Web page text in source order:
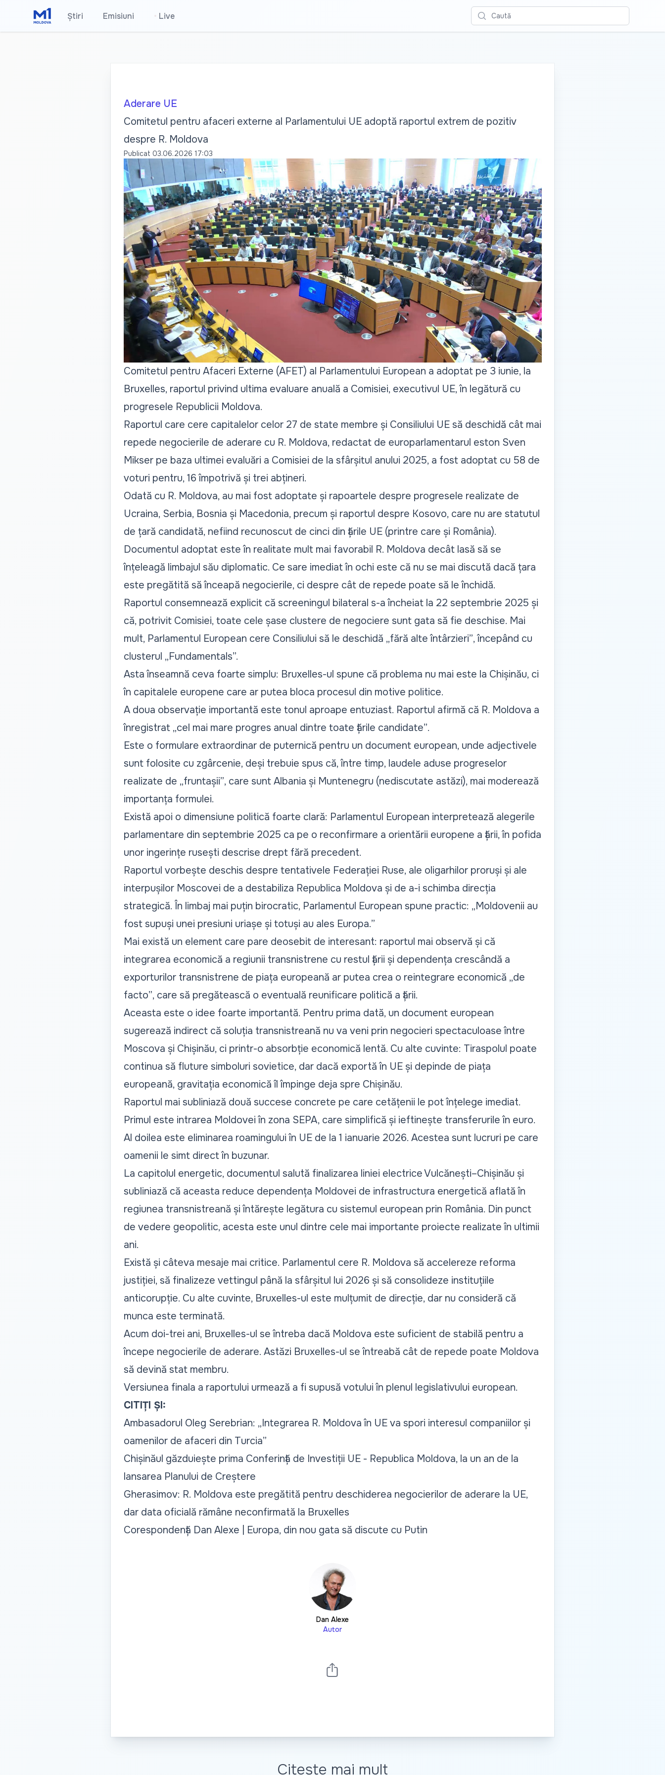
Știri Emisiuni Live Caută
Aderare UE
Comitetul pentru afaceri externe al Parlamentului UE adoptă raportul extrem de pozitiv
despre R. Moldova
Publicat 03.06.2026 17:03
Comitetul pentru Afaceri Externe (AFET) al Parlamentului European a adoptat pe 3 iunie, la
Bruxelles, raportul privind ultima evaluare anuală a Comisiei, executivul UE, în legătură cu
progresele Republicii Moldova.
Raportul care cere capitalelor celor 27 de state membre și Consiliului UE să deschidă cât mai
repede negocierile de aderare cu R. Moldova, redactat de europarlamentarul eston Sven
Mikser pe baza ultimei evaluări a Comisiei de la sfârșitul anului 2025, a fost adoptat cu 58 de
voturi pentru, 16 împotrivă și trei abțineri.
Odată cu R. Moldova, au mai fost adoptate și rapoartele despre progresele realizate de
Ucraina, Serbia, Bosnia și Macedonia, precum și raportul despre Kosovo, care nu are statutul
de țară candidată, nefiind recunoscut de cinci din țările UE (printre care și România).
Documentul adoptat este în realitate mult mai favorabil R. Moldova decât lasă să se
înțeleagă limbajul său diplomatic. Ce sare imediat în ochi este că nu se mai discută dacă țara
este pregătită să înceapă negocierile, ci despre cât de repede poate să le închidă.
Raportul consemnează explicit că screeningul bilateral s-a încheiat la 22 septembrie 2025 și
că, potrivit Comisiei, toate cele șase clustere de negociere sunt gata să fie deschise. Mai
mult, Parlamentul European cere Consiliului să le deschidă „fără alte întârzieri”, începând cu
clusterul „Fundamentals”.
Asta înseamnă ceva foarte simplu: Bruxelles-ul spune că problema nu mai este la Chișinău, ci
în capitalele europene care ar putea bloca procesul din motive politice.
A doua observație importantă este tonul aproape entuziast. Raportul afirmă că R. Moldova a
înregistrat „cel mai mare progres anual dintre toate țările candidate”.
Este o formulare extraordinar de puternică pentru un document european, unde adjectivele
sunt folosite cu zgârcenie, deși trebuie spus că, între timp, laudele aduse progreselor
realizate de „fruntașii”, care sunt Albania și Muntenegru (nediscutate astăzi), mai moderează
importanța formulei.
Există apoi o dimensiune politică foarte clară: Parlamentul European interpretează alegerile
parlamentare din septembrie 2025 ca pe o reconfirmare a orientării europene a țării, în pofida
unor ingerințe rusești descrise drept fără precedent.
Raportul vorbește deschis despre tentativele Federației Ruse, ale oligarhilor proruși și ale
interpușilor Moscovei de a destabiliza Republica Moldova și de a-i schimba direcția
strategică. În limbaj mai puțin birocratic, Parlamentul European spune practic: „Moldovenii au
fost supuși unei presiuni uriașe și totuși au ales Europa.”
Mai există un element care pare deosebit de interesant: raportul mai observă și că
integrarea economică a regiunii transnistrene cu restul țării și dependența crescândă a
exporturilor transnistrene de piața europeană ar putea crea o reintegrare economică „de
facto”, care să pregătească o eventuală reunificare politică a țării.
Aceasta este o idee foarte importantă. Pentru prima dată, un document european
sugerează indirect că soluția transnistreană nu va veni prin negocieri spectaculoase între
Moscova și Chișinău, ci printr-o absorbție economică lentă. Cu alte cuvinte: Tiraspolul poate
continua să fluture simboluri sovietice, dar dacă exportă în UE și depinde de piața
europeană, gravitația economică îl împinge deja spre Chișinău.
Raportul mai subliniază două succese concrete pe care cetățenii le pot înțelege imediat.
Primul este intrarea Moldovei în zona SEPA, care simplifică și ieftinește transferurile în euro.
Al doilea este eliminarea roamingului în UE de la 1 ianuarie 2026. Acestea sunt lucruri pe care
oamenii le simt direct în buzunar.
La capitolul energetic, documentul salută finalizarea liniei electrice Vulcănești–Chișinău și
subliniază că aceasta reduce dependența Moldovei de infrastructura energetică aflată în
regiunea transnistreană și întărește legătura cu sistemul european prin România. Din punct
de vedere geopolitic, acesta este unul dintre cele mai importante proiecte realizate în ultimii
ani.
Există și câteva mesaje mai critice. Parlamentul cere R. Moldova să accelereze reforma
justiției, să finalizeze vettingul până la sfârșitul lui 2026 și să consolideze instituțiile
anticorupție. Cu alte cuvinte, Bruxelles-ul este mulțumit de direcție, dar nu consideră că
munca este terminată.
Acum doi-trei ani, Bruxelles-ul se întreba dacă Moldova este suficient de stabilă pentru a
începe negocierile de aderare. Astăzi Bruxelles-ul se întreabă cât de repede poate Moldova
să devină stat membru.
Versiunea finala a raportului urmează a fi supusă votului în plenul legislativului european.
CITIȚI ȘI:
Ambasadorul Oleg Serebrian: „Integrarea R. Moldova în UE va spori interesul companiilor și
oamenilor de afaceri din Turcia”
Chișinăul găzduiește prima Conferință de Investiții UE - Republica Moldova, la un an de la
lansarea Planului de Creștere
Gherasimov: R. Moldova este pregătită pentru deschiderea negocierilor de aderare la UE,
dar data oficială rămâne neconfirmată la Bruxelles
Corespondență Dan Alexe | Europa, din nou gata să discute cu Putin
Dan Alexe
Autor
Citește mai mult